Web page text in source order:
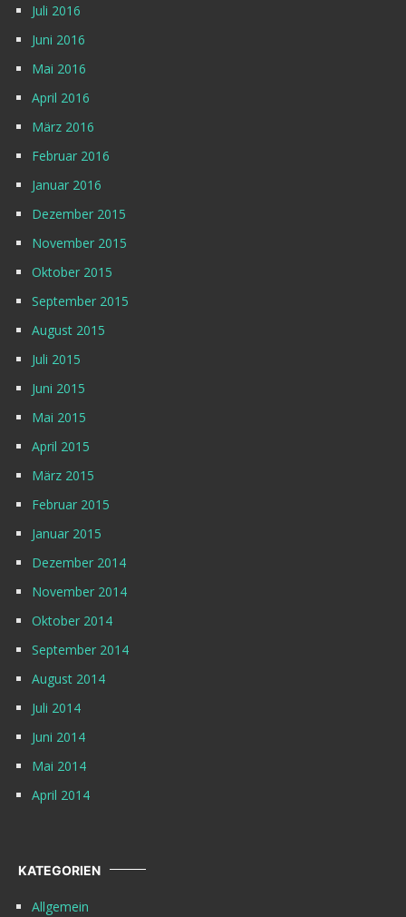
Juli 2016
Juni 2016
Mai 2016
April 2016
März 2016
Februar 2016
Januar 2016
Dezember 2015
November 2015
Oktober 2015
September 2015
August 2015
Juli 2015
Juni 2015
Mai 2015
April 2015
März 2015
Februar 2015
Januar 2015
Dezember 2014
November 2014
Oktober 2014
September 2014
August 2014
Juli 2014
Juni 2014
Mai 2014
April 2014
KATEGORIEN
Allgemein